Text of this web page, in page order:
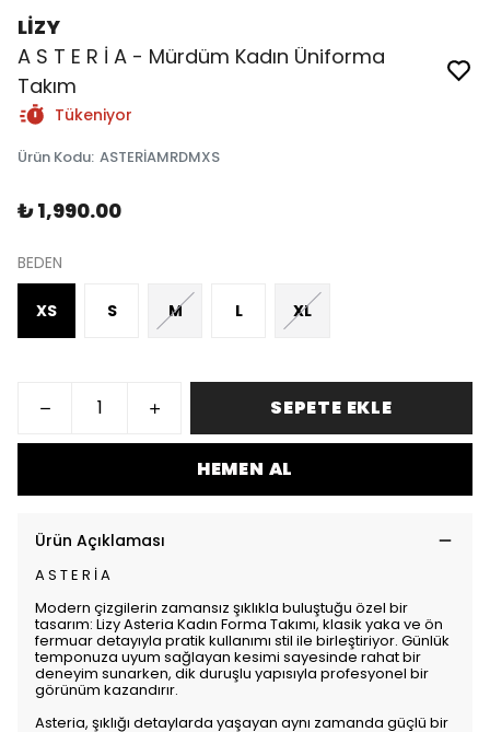
LİZY
A S T E R İ A - Mürdüm Kadın Üniforma
Takım
Tükeniyor
Ürün Kodu: ASTERİAMRDMXS
₺ 1,990.00
BEDEN
XS S M L XL
SEPETE EKLE
HEMEN AL
Ürün Açıklaması
A S T E R İ A
Modern çizgilerin zamansız şıklıkla buluştuğu özel bir
tasarım: Lizy Asteria Kadın Forma Takımı, klasik yaka ve ön
fermuar detayıyla pratik kullanımı stil ile birleştiriyor. Günlük
temponuza uyum sağlayan kesimi sayesinde rahat bir
deneyim sunarken, dik duruşlu yapısıyla profesyonel bir
görünüm kazandırır.
Asteria, şıklığı detaylarda yaşayan aynı zamanda güçlü bir